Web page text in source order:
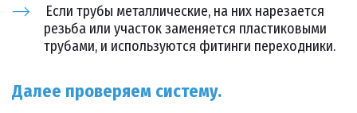
Если трубы металлические, на них нарезается
резьба или участок заменяется пластиковыми
трубами, и используются фитинги переходники.
Далее проверяем систему.